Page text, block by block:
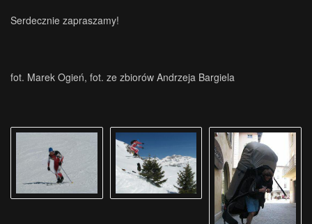
Serdecznie zapraszamy!
fot. Marek Ogień, fot. ze zbiorów Andrzeja Bargiela